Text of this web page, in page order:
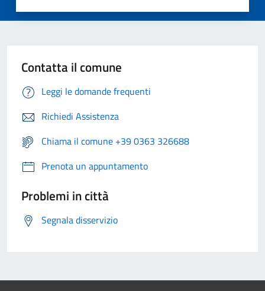
Contatta il comune
Leggi le domande frequenti
Richiedi Assistenza
Chiama il comune +39 0363 326688
Prenota un appuntamento
Problemi in città
Segnala disservizio